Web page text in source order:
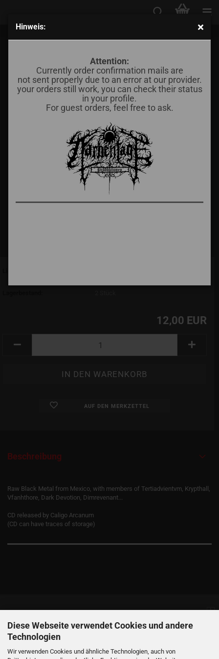
Diese Webseite verwendet Cookies und andere
Technologien
Wir verwenden Cookies und ähnliche Technologien, auch von
Hinweis:
Attention:
Currently order confirmation mails are
not sent properly due to an error at our provider.
your orders still work, you can check their status
in your profile.
For guest orders, feel free to ask.
Herxsebet - Ad Bellum
12,00 EUR
AUF DEN MERKZETTEL
Beschreibung
Raw Black Metal from Mexico, with members of Tertiadvientvm, Krypthall,
Vfanhthore, Dark Devotion, Dimrevenant...
CD released by Caligo Arcanum
(CD can have traces of storage)
Informationen
Produkte